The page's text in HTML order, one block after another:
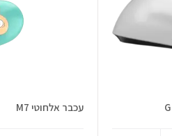
עכבר אלחוטי M7